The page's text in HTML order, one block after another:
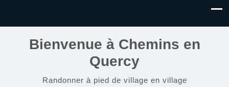
Bienvenue à Chemins en
Quercy
Randonner à pied de village en village